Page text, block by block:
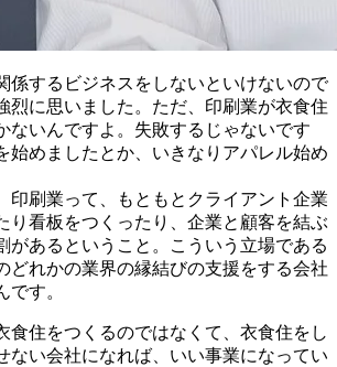
係するビジネスをしないといけないので
烈に思いました。ただ、印刷業が衣食住
ないんですよ。失敗するじゃないです
始めましたとか、いきなりアパレル始め
印刷業って、もともとクライアント企業
り看板をつくったり、企業と顧客を結ぶ
があるということ。こういう立場である
どれかの業界の縁結びの支援をする会社
です。
食住をつくるのではなくて、衣食住をし
ない会社になれば、いい事業になってい